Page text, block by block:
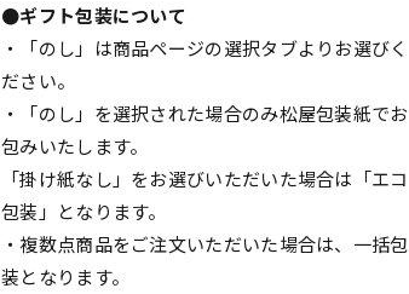
●ギフト包装について
・「のし」は商品ページの選択タブよりお選びく
ださい。
・「のし」を選択された場合のみ松屋包装紙でお
包みいたします。
「掛け紙なし」をお選びいただいた場合は「エコ
包装」となります。
・複数点商品をご注文いただいた場合は、一括包
装となります。